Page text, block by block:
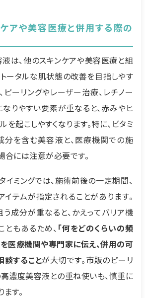
アや美容医療と併用する際の
は、他のスキンケアや美容医療と組
ータルな肌状態の改善を目指しやす
ピーリングやレーザー治療、レチノー
りやすい要素が重なると、赤みやヒ
を起こしやすくなります。特に、ビタミ
分を含む美容液と、医療機関での施
には注意が必要です。
ミングでは、施術前後の一定期間、
テムが指定されることがあります。
う成分が重なると、かえってバリア機
もあるため、 「何をどのくらいの頻
医療機関や専門家に伝え、併用の可
談することが大切です。市販のピーリ
高濃度美容液との重ね使いも、慎重に
す。